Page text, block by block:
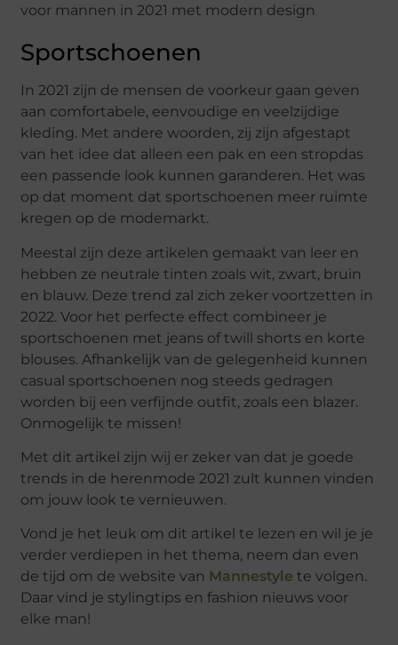
Sportschoenen
In 2021 zijn de mensen de voorkeur gaan geven
aan comfortabele, eenvoudige en veelzijdige
kleding. Met andere woorden, zij zijn afgestapt
van het idee dat alleen een pak en een stropdas
een passende look kunnen garanderen. Het was
op dat moment dat sportschoenen meer ruimte
kregen op de modemarkt.
Meestal zijn deze artikelen gemaakt van leer en
hebben ze neutrale tinten zoals wit, zwart, bruin
en blauw. Deze trend zal zich zeker voortzetten in
2022. Voor het perfecte effect combineer je
sportschoenen met jeans of twill shorts en korte
blouses. Afhankelijk van de gelegenheid kunnen
casual sportschoenen nog steeds gedragen
worden bij een verfijnde outfit, zoals een blazer.
Onmogelijk te missen!
Met dit artikel zijn wij er zeker van dat je goede
trends in de herenmode 2021 zult kunnen vinden
om jouw look te vernieuwen.
Vond je het leuk om dit artikel te lezen en wil je je
verder verdiepen in het thema, neem dan even
de tijd om de website van Mannestyle te volgen.
Daar vind je stylingtips en fashion nieuws voor
elke man!